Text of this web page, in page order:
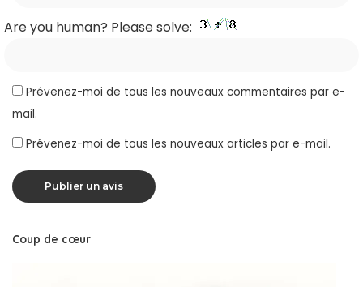
Are you human? Please solve:
Prévenez-moi de tous les nouveaux commentaires par e-
mail.
Prévenez-moi de tous les nouveaux articles par e-mail.
Coup de cœur